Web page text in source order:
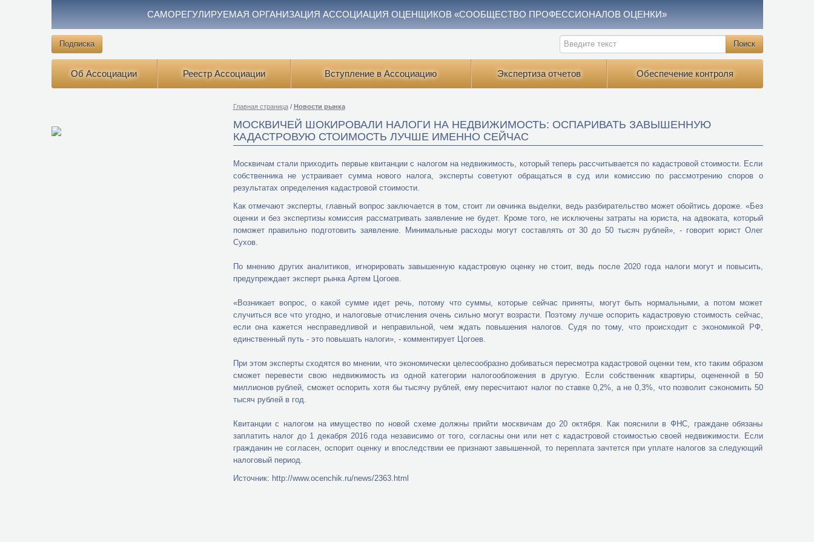
САМОРЕГУЛИРУЕМАЯ ОРГАНИЗАЦИЯ АССОЦИАЦИЯ ОЦЕНЩИКОВ «СООБЩЕСТВО ПРОФЕССИОНАЛОВ ОЦЕНКИ»
Подписка
Об Ассоциации Реестр Ассоциации Вступление в Ассоциацию Экспертиза отчетов Обеспечение контроля
Главная страница / Новости рынка
МОСКВИЧЕЙ ШОКИРОВАЛИ НАЛОГИ НА НЕДВИЖИМОСТЬ: ОСПАРИВАТЬ ЗАВЫШЕННУЮ
КАДАСТРОВУЮ СТОИМОСТЬ ЛУЧШЕ ИМЕННО СЕЙЧАС
Москвичам стали приходить первые квитанции с налогом на недвижимость, который теперь рассчитывается по кадастровой стоимости. Если
собственника не устраивает сумма нового налога, эксперты советуют обращаться в суд или комиссию по рассмотрению споров о
результатах определения кадастровой стоимости.
Как отмечают эксперты, главный вопрос заключается в том, стоит ли овчинка выделки, ведь разбирательство может обойтись дороже. «Без
оценки и без экспертизы комиссия рассматривать заявление не будет. Кроме того, не исключены затраты на юриста, на адвоката, который
поможет правильно подготовить заявление. Минимальные расходы могут составлять от 30 до 50 тысяч рублей», - говорит юрист Олег
Сухов.
По мнению других аналитиков, игнорировать завышенную кадастровую оценку не стоит, ведь после 2020 года налоги могут и повысить,
предупреждает эксперт рынка Артем Цогоев.
«Возникает вопрос, о какой сумме идет речь, потому что суммы, которые сейчас приняты, могут быть нормальными, а потом может
случиться все что угодно, и налоговые отчисления очень сильно могут возрасти. Поэтому лучше оспорить кадастровую стоимость сейчас,
если она кажется несправедливой и неправильной, чем ждать повышения налогов. Судя по тому, что происходит с экономикой РФ,
единственный путь - это повышать налоги», - комментирует Цогоев.
При этом эксперты сходятся во мнении, что экономически целесообразно добиваться пересмотра кадастровой оценки тем, кто таким образом
сможет перевести свою недвижимость из одной категории налогообложения в другую. Если собственник квартиры, оцененной в 50
миллионов рублей, сможет оспорить хотя бы тысячу рублей, ему пересчитают налог по ставке 0,2%, а не 0,3%, что позволит сэкономить 50
тысяч рублей в год.
Квитанции с налогом на имущество по новой схеме должны прийти москвичам до 20 октября. Как пояснили в ФНС, граждане обязаны
заплатить налог до 1 декабря 2016 года независимо от того, согласны они или нет с кадастровой стоимостью своей недвижимости. Если
гражданин не согласен, оспорит оценку и впоследствии ее признают завышенной, то переплата зачтется при уплате налогов за следующий
налоговый период.
Источник: http://www.ocenchik.ru/news/2363.html